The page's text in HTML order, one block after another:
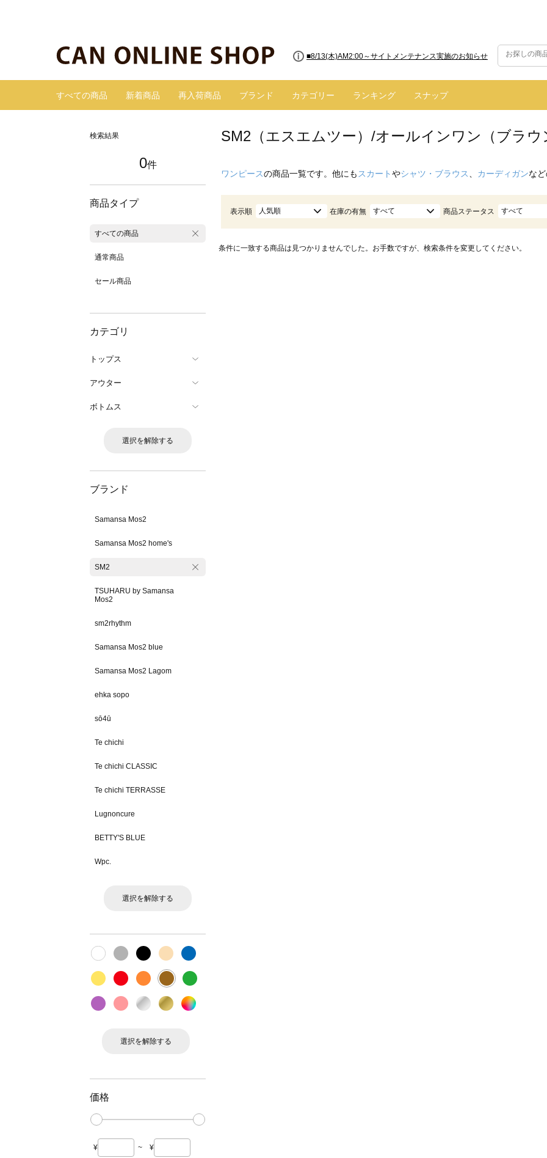
■8/13(木)AM2:00～サイトメンテナンス実施のお知らせ
すべての商品 新着商品 再入荷商品 ブランド カテゴリー ランキング スナップ
検索結果
0件
商品タイプ
すべての商品
通常商品
セール商品
カテゴリ
トップス
アウター
ボトムス
選択を解除する
ブランド
Samansa Mos2
Samansa Mos2 home's
SM2
TSUHARU by Samansa
Mos2
sm2rhythm
Samansa Mos2 blue
Samansa Mos2 Lagom
ehka sopo
sō4ū
Te chichi
Te chichi CLASSIC
Te chichi TERRASSE
Lugnoncure
BETTY'S BLUE
Wpc.
選択を解除する
選択を解除する
価格
¥ ~ ¥
SM2（エスエムツー）/オールインワン（ブラウ
ワンピースの商品一覧です。他にも スカートやシャツ・ブラウス カーディガンな
表示順 人気順 在庫の有無 すべて 商品ステータス すべて
条件に一致する商品は見つかりませんでした。お手数ですが、検索条件を変更してください。